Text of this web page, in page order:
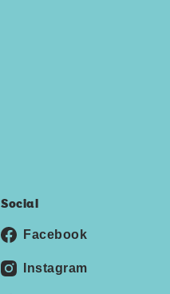
Social
Facebook
Instagram